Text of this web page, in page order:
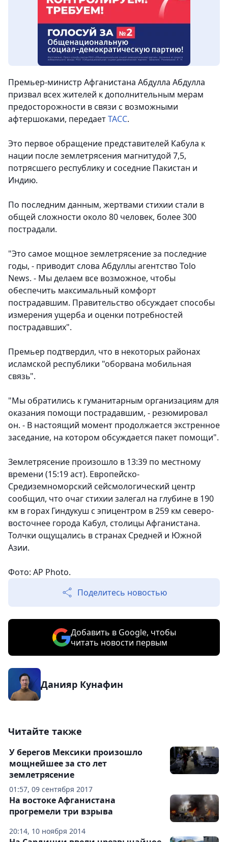
Премьер-министр Афганистана Абдулла Абдулла
призвал всех жителей к дополнительным мерам
предосторожности в связи с возможными
афтершоками, передаетТАСС.
Это первое обращение представителей Кабула к
нации после землетрясения магнитудой 7,5,
потрясшего республику и соседние Пакистан и
Индию.
По последним данным, жертвами стихии стали в
общей сложности около 80 человек, более 300
пострадали.
"Это самое мощное землетрясение за последние
годы, - приводит слова Абдуллы агентство Tolo
News. - Мы делаем все возможное, чтобы
обеспечить максимальный комфорт
пострадавшим. Правительство обсуждает способы
измерения ущерба и оценки потребностей
пострадавших".
Премьер подтвердил, что в некоторых районах
исламской республики "оборвана мобильная
связь".
"Мы обратились к гуманитарным организациям для
оказания помощи пострадавшим, - резюмировал
он. - В настоящий момент продолжается экстренное
заседание, на котором обсуждается пакет помощи".
Землетрясение произошло в 13:39 по местному
времени (15:19 аст). Европейско-
Средиземноморский сейсмологический центр
сообщил, что очаг стихии залегал на глубине в 190
км в горах Гиндукуш с эпицентром в 259 км северо-
восточнее города Кабул, столицы Афганистана.
Толчки ощущались в странах Средней и Южной
Азии.
Фото: AP Photo.
Поделитесь новостью
Добавить в Google, чтобы
читать новости первым
Данияр Кунафин
Читайте также
01:57, 09 сентября 2017
У берегов Мексики произошло
мощнейшее за сто лет
землетрясение
20:14, 10 ноября 2014
На востоке Афганистана
прогремели три взрыва